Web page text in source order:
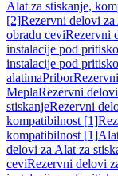
Alat za stiskanje,
[2]Rezervni delovi
obradu ceviRezervni
instalacije pod
instalacije pod
alatimaPribor
MeplaRezervni
stiskanjeRezervni
kompatibilnost [1]
kompatibilnost [1]
delovi za Alat za
ceviRezervni delovi